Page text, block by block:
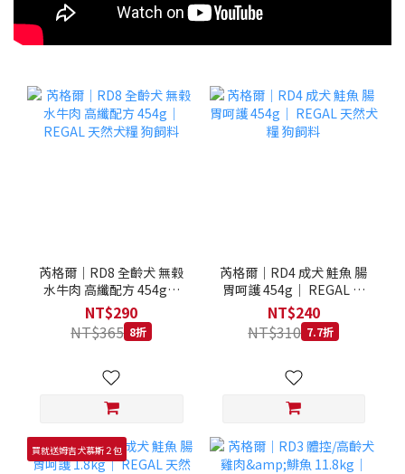
芮格爾｜RD8 全齡犬 無榖
水牛肉 高纖配方 454g｜
REGAL 天然犬糧 狗飼料
NT$290
NT$365 8折
芮格爾｜RD4 成犬 鮭魚 腸
胃呵護 454g｜ REGAL 天
然犬糧 狗飼料
NT$240
NT$310 7.7折
買就送姆吉犬慕斯２包